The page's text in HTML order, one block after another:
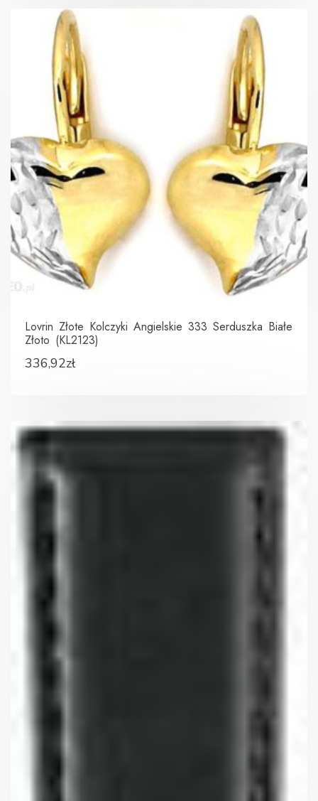
Lovrin Złote Kolczyki Angielskie 333 Serduszka Białe
Złoto (KL2123)
336,92zł